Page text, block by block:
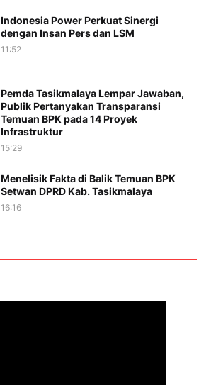
Indonesia Power Perkuat Sinergi
dengan Insan Pers dan LSM
11:52
Pemda Tasikmalaya Lempar Jawaban,
Publik Pertanyakan Transparansi
Temuan BPK pada 14 Proyek
Infrastruktur
15:29
Menelisik Fakta di Balik Temuan BPK
Setwan DPRD Kab. Tasikmalaya
16:16